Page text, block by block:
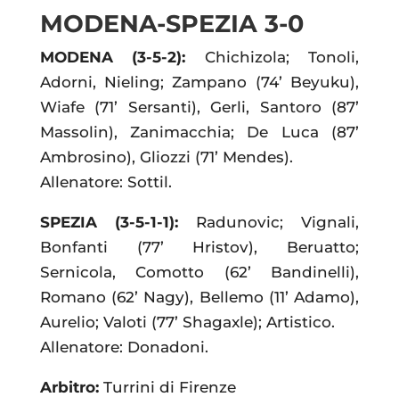
MODENA-SPEZIA 3-0
MODENA (3-5-2): Chichizola; Tonoli,
Adorni, Nieling; Zampano (74’ Beyuku),
Wiafe (71’ Sersanti), Gerli, Santoro (87’
Massolin), Zanimacchia; De Luca (87’
Ambrosino), Gliozzi (71’ Mendes).
Allenatore: Sottil.
SPEZIA (3-5-1-1):Radunovic; Vignali,
Bonfanti (77’ Hristov), Beruatto;
Sernicola, Comotto (62’ Bandinelli),
Romano (62’ Nagy), Bellemo (11’ Adamo),
Aurelio; Valoti (77’ Shagaxle); Artistico.
Allenatore: Donadoni.
Arbitro:Turrini di Firenze